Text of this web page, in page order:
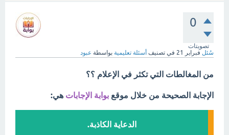
0
تصويتات
سُئل فبراير 21 في تصنيف أسئلة تعليمية بواسطة عبود
من المغالطات التي تكثر في الإعلام ؟؟
الإجابة الصحيحة من خلال موقع بوابة الإجابات هي:
الدعاية الكاذبة.